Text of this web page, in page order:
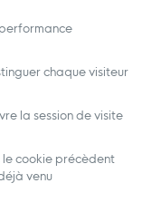
chaque visiteur
la session de visite
le cookie précèdent
venu